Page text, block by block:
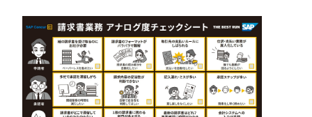
México (Español)
Brasil (Português)
Deutschland (Deutsch)
Italia (Italiano)
Nederlands (English)
Australia (English)
India (English)
日本（日本語)
Singapore (English)